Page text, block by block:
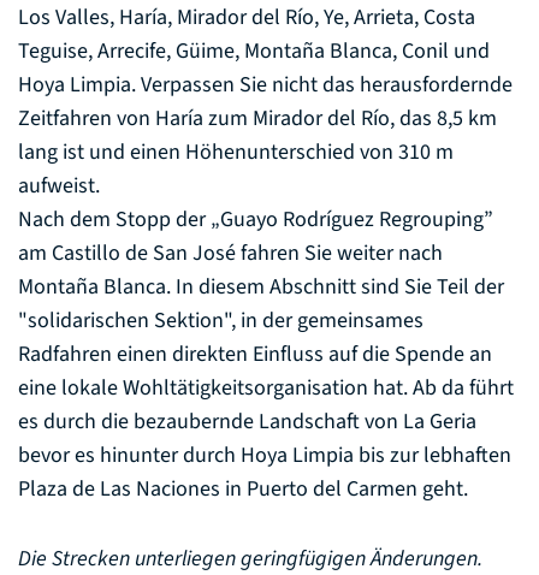
Los Valles, Haría, Mirador del Río, Ye, Arrieta, Costa
Teguise, Arrecife, Güime, Montaña Blanca, Conil und
Hoya Limpia. Verpassen Sie nicht das herausfordernde
Zeitfahren von Haría zum Mirador del Río, das 8,5 km
lang ist und einen Höhenunterschied von 310 m
aufweist.
Nach dem Stopp der „Guayo Rodríguez Regrouping”
am Castillo de San José fahren Sie weiter nach
Montaña Blanca. In diesem Abschnitt sind Sie Teil der
"solidarischen Sektion", in der gemeinsames
Radfahren einen direkten Einfluss auf die Spende an
eine lokale Wohltätigkeitsorganisation hat. Ab da führt
es durch die bezaubernde Landschaft von La Geria
bevor es hinunter durch Hoya Limpia bis zur lebhaften
Plaza de Las Naciones in Puerto del Carmen geht.
Die Strecken unterliegen geringfügigen Änderungen.